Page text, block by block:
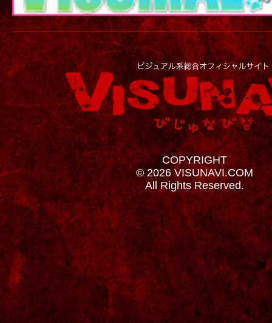
COPYRIGHT
© 2026 VISUNAVI.COM
All Rights Reserved.